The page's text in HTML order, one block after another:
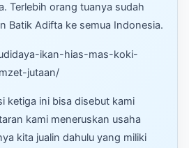
Terlebih orang tuanya sudah
Batik Adifta ke semua Indonesia.
ikan-hias-mas-koki-
jutaan/
ketiga ini bisa disebut kami
kami meneruskan usaha
kita jualin dahulu yang miliki